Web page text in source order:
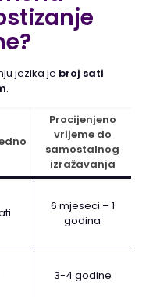
jezika je broj sati
.
Procijenjeno
vrijeme do
samostalnog
izražavanja
6 mjeseci – 1
godina
3-4 godine